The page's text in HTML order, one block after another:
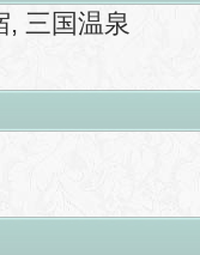
, 三国温泉